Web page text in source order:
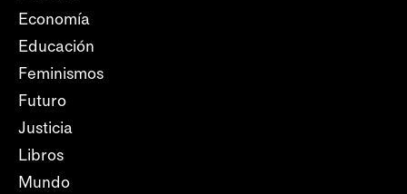
Economía
Educación
Feminismos
Futuro
Justicia
Libros
Mundo